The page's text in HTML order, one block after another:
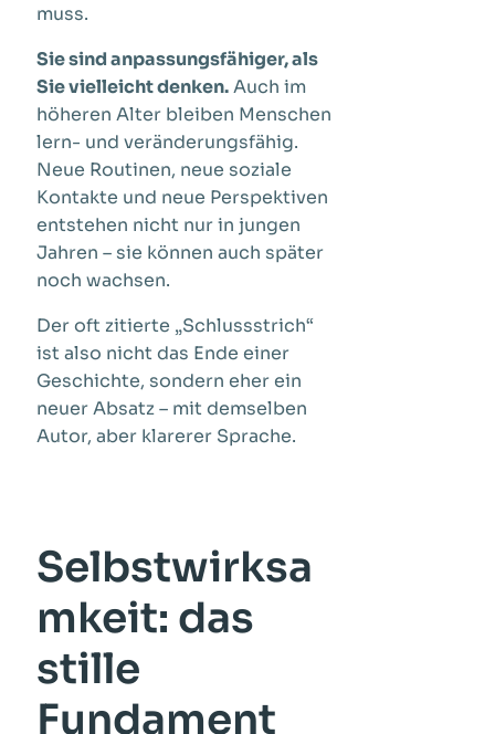
muss.
Sie sind anpassungsfähiger, als
Sie vielleicht denken.Auch im
höheren Alter bleiben Menschen
lern- und veränderungsfähig.
Neue Routinen, neue soziale
Kontakte und neue Perspektiven
entstehen nicht nur in jungen
Jahren – sie können auch später
noch wachsen.
Der oft zitierte „Schlussstrich“
ist also nicht das Ende einer
Geschichte, sondern eher ein
neuer Absatz – mit demselben
Autor, aber klarerer Sprache.
Selbstwirksa
mkeit: das
stille
Fundament